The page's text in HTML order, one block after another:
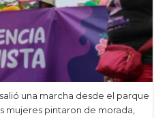
una marcha desde el parque
mujeres pintaron de morada,